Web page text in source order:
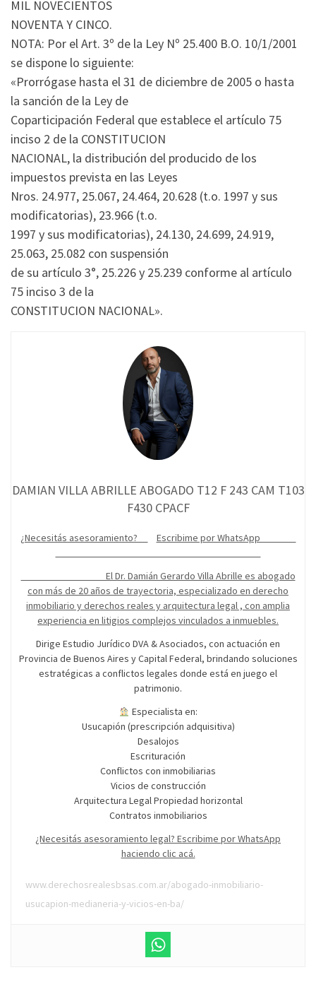
MIL NOVECIENTOS
NOVENTA Y CINCO.
NOTA: Por el Art. 3º de la Ley Nº 25.400 B.O. 10/1/2001
se dispone lo siguiente:
«Prorrógase hasta el 31 de diciembre de 2005 o hasta
la sanción de la Ley de
Coparticipación Federal que establece el artículo 75
inciso 2 de la CONSTITUCION
NACIONAL, la distribución del producido de los
impuestos prevista en las Leyes
Nros. 24.977, 25.067, 24.464, 20.628 (t.o. 1997 y sus
modificatorias), 23.966 (t.o.
1997 y sus modificatorias), 24.130, 24.699, 24.919,
25.063, 25.082 con suspensión
de su artículo 3°, 25.226 y 25.239 conforme al artículo
75 inciso 3 de la
CONSTITUCION NACIONAL».
DAMIAN VILLA ABRILLE ABOGADO T12 F 243 CAM T103
F430 CPACF
¿Necesitás asesoramiento? Escribime por WhatsApp
El Dr. Damián Gerardo Villa Abrille es abogado
con más de 20 años de trayectoria, especializado en derecho
inmobiliario y derechos reales y arquitectura legal , con amplia
experiencia en litigios complejos vinculados a inmuebles.
Dirige Estudio Jurídico DVA & Asociados, con actuación en
Provincia de Buenos Aires y Capital Federal, brindando soluciones
estratégicas a conflictos legales donde está en juego el
patrimonio.
Especialista en:
Usucapión (prescripción adquisitiva)
Desalojos
Escrituración
Conflictos con inmobiliarias
Vicios de construcción
Arquitectura Legal Propiedad horizontal
Contratos inmobiliarios
¿Necesitás asesoramiento legal? Escribime por WhatsApp
haciendo clic acá.
www.derechosrealesbsas.com.ar/abogado-inmobiliario-
usucapion-medianeria-y-vicios-en-ba/